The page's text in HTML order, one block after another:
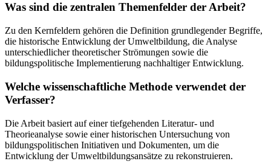
Was sind die zentralen Themenfelder der Arbeit?
Zu den Kernfeldern gehören die Definition grundlegender Begriffe,
die historische Entwicklung der Umweltbildung, die Analyse
unterschiedlicher theoretischer Strömungen sowie die
bildungspolitische Implementierung nachhaltiger Entwicklung.
Welche wissenschaftliche Methode verwendet der
Verfasser?
Die Arbeit basiert auf einer tiefgehenden Literatur- und
Theorieanalyse sowie einer historischen Untersuchung von
bildungspolitischen Initiativen und Dokumenten, um die
Entwicklung der Umweltbildungsansätze zu rekonstruieren.